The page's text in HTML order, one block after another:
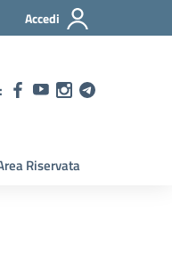
Accedi
Riservata